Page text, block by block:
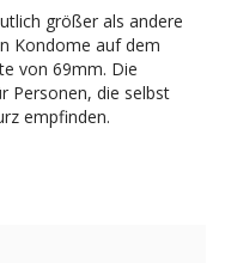
größer als andere
Kondome auf dem
von 69mm. Die
Personen, die selbst
empfinden.